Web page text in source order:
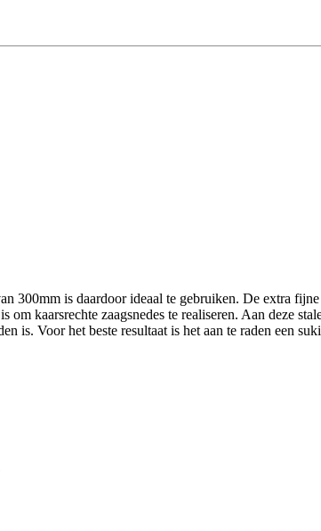
is daardoor ideaal te gebruiken. De extra
kaarsrechte zaagsnedes te realiseren. Aan deze
is. Voor het beste resultaat is het aan te raden een